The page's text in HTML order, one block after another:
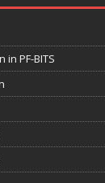
in PF-BITS